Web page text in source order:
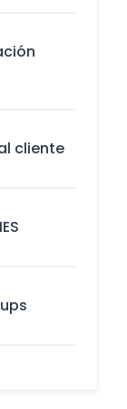
cliente